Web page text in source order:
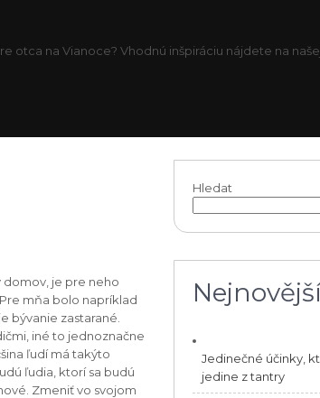
na Vianoce? Vhodnú inšpiráciu nájdete na
domov, je pre neho
mňa bolo napríklad
bývanie zastarané.
iné to jednoznačne
ľudí má takýto
ľudia, ktorí sa budú
Zmeniť vo svojom
Hledat
Jedinečné účinky,
jedine z tantry